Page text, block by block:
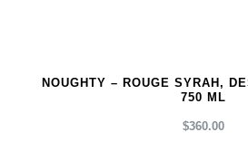
NOUGHTY – ROUGE SYRAH,
750 ML
$360.00